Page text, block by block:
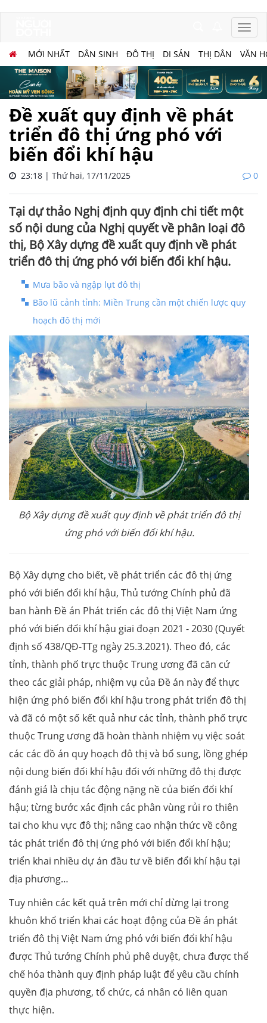
MỚI NHẤT DÂN SINH ĐÔ THỊ DI SẢN THỊ DÂN VĂN
Đề xuất quy định về phát
triển đô thị ứng phó với
biến đổi khí hậu
23:18 | Thứ hai, 17/11/2025 0
Tại dự thảo Nghị định quy định chi tiết một
số nội dung của Nghị quyết về phân loại đô
thị, Bộ Xây dựng đề xuất quy định về phát
triển đô thị ứng phó với biến đổi khí hậu.
Mưa bão và ngập lụt đô thị
Bão lũ cảnh tỉnh: Miền Trung cần một chiến lược quy
hoạch đô thị mới
Bộ Xây dựng đề xuất quy định về phát triển đô thị
ứng phó với biến đổi khí hậu.
Bộ Xây dựng cho biết, về phát triển các đô thị ứng
phó với biến đổi khí hậu, Thủ tướng Chính phủ đã
ban hành Đề án Phát triển các đô thị Việt Nam ứng
phó với biến đổi khí hậu giai đoạn 2021 - 2030 (Quyết
định số 438/QĐ-TTg ngày 25.3.2021). Theo đó, các
tỉnh, thành phố trực thuộc Trung ương đã căn cứ
theo các giải pháp, nhiệm vụ của Đề án này để thực
hiện ứng phó biến đổi khí hậu trong phát triển đô thị
và đã có một số kết quả như các tỉnh, thành phố trực
thuộc Trung ương đã hoàn thành nhiệm vụ việc soát
các các đồ án quy hoạch đô thị và bổ sung, lồng ghép
nội dung biến đổi khí hậu đối với những đô thị được
đánh giá là chịu tác động nặng nề của biến đổi khí
hậu; từng bước xác định các phân vùng rủi ro thiên
tai cho khu vực đô thị; nâng cao nhận thức về công
tác phát triển đô thị ứng phó với biến đổi khí hậu;
triển khai nhiều dự án đầu tư về biến đổi khí hậu tại
địa phương…
Tuy nhiên các kết quả trên mới chỉ dừng lại trong
khuôn khổ triển khai các hoạt động của Đề án phát
triển đô thị Việt Nam ứng phó với biến đổi khí hậu
được Thủ tướng Chính phủ phê duyệt, chưa được thể
chế hóa thành quy định pháp luật để yêu cầu chính
quyền địa phương, tổ chức, cá nhân có liên quan
thực hiện.